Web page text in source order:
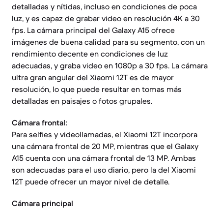
detalladas y nítidas, incluso en condiciones de poca
luz, y es capaz de grabar video en resolución 4K a 30
fps. La cámara principal del Galaxy A15 ofrece
imágenes de buena calidad para su segmento, con un
rendimiento decente en condiciones de luz
adecuadas, y graba video en 1080p a 30 fps. La cámara
ultra gran angular del Xiaomi 12T es de mayor
resolución, lo que puede resultar en tomas más
detalladas en paisajes o fotos grupales.
Cámara frontal:
Para selfies y videollamadas, el Xiaomi 12T incorpora
una cámara frontal de 20 MP, mientras que el Galaxy
A15 cuenta con una cámara frontal de 13 MP. Ambas
son adecuadas para el uso diario, pero la del Xiaomi
12T puede ofrecer un mayor nivel de detalle.
Cámara principal